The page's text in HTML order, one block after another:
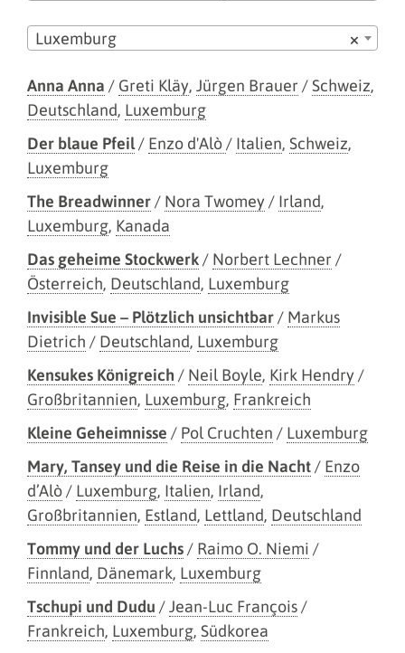
×
Luxemburg
Anna Anna / Greti Kläy, Jürgen Brauer /Schweiz,
Deutschland, Luxemburg
Der blaue Pfeil/ Enzo d'Alò/ Italien, Schweiz,
Luxemburg
The Breadwinner/ Nora Twomey / Irland,
Luxemburg, Kanada
Das geheime Stockwerk/ Norbert Lechner /
Österreich, Deutschland, Luxemburg
Invisible Sue – Plötzlich unsichtbar/ Markus
Dietrich / Deutschland, Luxemburg
Kensukes Königreich / Neil Boyle, Kirk Hendry /
Großbritannien, Luxemburg, Frankreich
Kleine Geheimnisse / Pol Cruchten / Luxemburg
Mary, Tansey und die Reise in die Nacht/ Enzo
d’Alò/ Luxemburg, Italien, Irland,
Großbritannien, Estland, Lettland, Deutschland
Tommy und der Luchs/ Raimo O. Niemi /
Finnland, Dänemark, Luxemburg
Tschupi und Dudu /Jean-Luc François/
Frankreich, Luxemburg, Südkorea